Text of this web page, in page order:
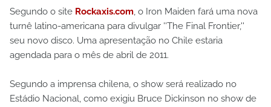
Segundo o site Rockaxis.com, o Iron Maiden fará uma nova
turnê latino-americana para divulgar ''The Final Frontier,''
seu novo disco. Uma apresentação no Chile estaria
agendada para o mês de abril de 2011.
Segundo a imprensa chilena, o show será realizado no
Estádio Nacional, como exigiu Bruce Dickinson no show de